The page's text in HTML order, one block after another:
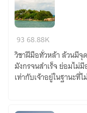
ยุทธ
คงกระพัน
(จบ
แล้ว)
93 68.88K
วิชาฝีมือทั่วหล้า ล้วนมีจุ
มังกรจนสำเร็จ ย่อมไม่
เท่ากับเจ้าอยู่ในฐานะ